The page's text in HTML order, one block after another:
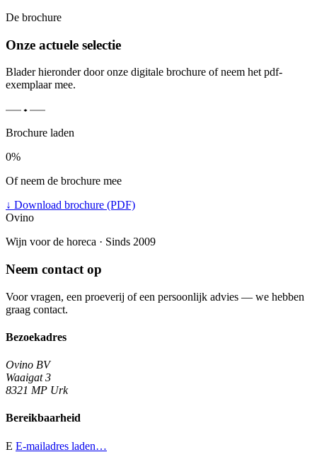
De brochure
Onze actuele selectie
Blader hieronder door onze digitale brochure of neem het pdf-
exemplaar mee.
Brochure laden
0%
Of neem de brochure mee
↓ Download brochure (PDF)
Ovino
Wijn voor de horeca · Sinds 2009
Neem contact op
Voor vragen, een proeverij of een persoonlijk advies — we hebben
graag contact.
Bezoekadres
Ovino BV
Waaigat 3
8321 MP Urk
Bereikbaarheid
E E-mailadres laden…